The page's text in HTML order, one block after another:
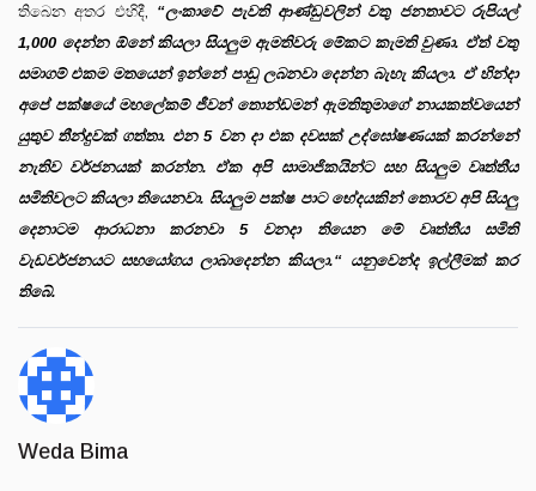
තිබෙන අතර එහිදී, “ලංකාවේ පැවති ආණ්ඩුවලින් වතු ජනතාවට රුපියල්
1,000 දෙන්න ඕනේ කියලා සියලුම ඇමතිවරු මේකට කැමති වුණා. ඒත් වතු
සමාගම් එකම මතයෙන් ඉන්නේ පාඩු ලබනවා දෙන්න බැහැ කියලා. ඒ හින්දා
අපේ පක්ෂයේ මහලේකම් ජීවන් තොන්ඩමන් ඇමතිතුමාගේ නායකත්වයෙන්
යුතුව තීන්දුවක් ගත්තා. එන 5 වන දා එක දවසක් උද්ඝෝෂණයක් කරන්නේ
නැතිව වර්ජනයක් කරන්න. ඒක අපි සාමාජිකයින්ට සහ සියලුම වෘත්තීය
සමිතිවලට කියලා තියෙනවා. සියලුම පක්ෂ පාට භේදයකින් තොරව අපි සියලු
දෙනාටම ආරාධනා කරනවා 5 වනදා තියෙන මේ වෘත්තීය සමිති
වැඩවර්ජනයට සහයෝගය ලාබාදෙන්න කියලා.“ යනුවෙන්ද ඉල්ලීමක් කර
තිබේ.
Weda Bima